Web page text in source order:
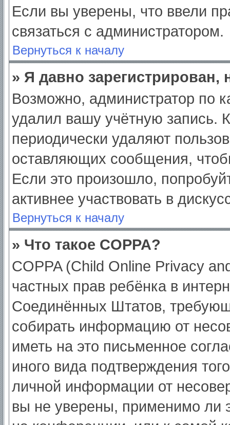
Если вы уверены, что ввели
связаться с администратором.
Вернуться к началу
» Я давно
Возможно, администратор по
удалил вашу учётную запись.
периодически удаляют
оставляющих сообщения,
Если это произошло,
активнее участвовать в
Вернуться к началу
» Что такое COPPA?
COPPA (Child Online Privacy
частных прав ребёнка в
Соединённых Штатов,
собирать информацию от
иметь на это письменное
иного вида подтверждения
личной информации от
вы не уверены, применимо ли